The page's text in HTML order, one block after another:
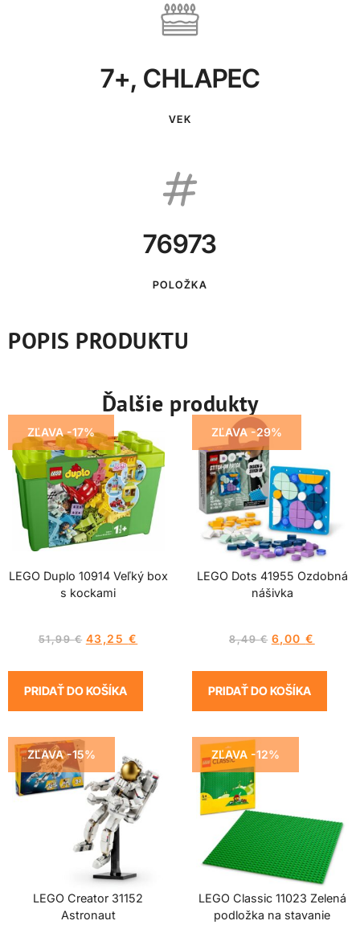
7+, CHLAPEC
VEK
76973
POLOŽKA
POPIS PRODUKTU
Ďalšie produkty
ZĽAVA -17%
LEGO Duplo 10914 Veľký box
s kockami
51,99€ 43,25 €
PRIDAŤ DO KOŠÍKA
ZĽAVA -29%
LEGO Dots 41955 Ozdobná
nášivka
8,49€ 6,00€
PRIDAŤ DO KOŠÍKA
ZĽAVA -15%
LEGO Creator 31152
Astronaut
ZĽAVA -12%
LEGO Classic 11023 Zelená
podložka na stavanie